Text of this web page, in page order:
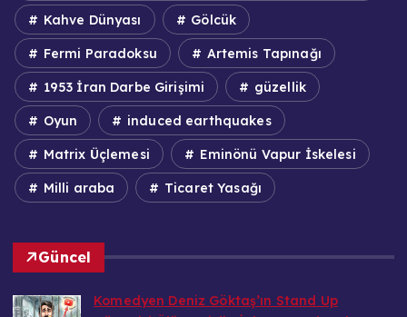
Kahve Dünyası Gölcük
Fermi Paradoksu Artemis Tapınağı
1953 İran Darbe Girişimi güzellik
Oyun induced earthquakes
Matrix Üçlemesi Eminönü Vapur İskelesi
Milli araba Ticaret Yasağı
Güncel
Komedyen Deniz Göktaş’ın Stand Up